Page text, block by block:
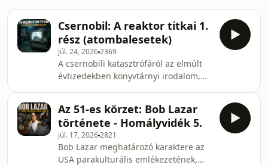
Csernobil: A reaktor titkai 1.
rész (atombalesetek)
júl. 24, 20262369
A csernobili katasztrófáról az elmúlt
évtizedekben könyvtárnyi irodalom,
átlagember tudatában mégis sokszor
megmaradt egyfajta misztikus,
megfoghatatlan és babonákkal terhelt
tabunak. 1986. április 26-án, alig
Az 51-es körzet: Bob Lazar
története - Homályvidék 5.
júl. 17, 20262821
Bob Lazar meghatározó karaktere az
USA parakulturális emlékezetének,